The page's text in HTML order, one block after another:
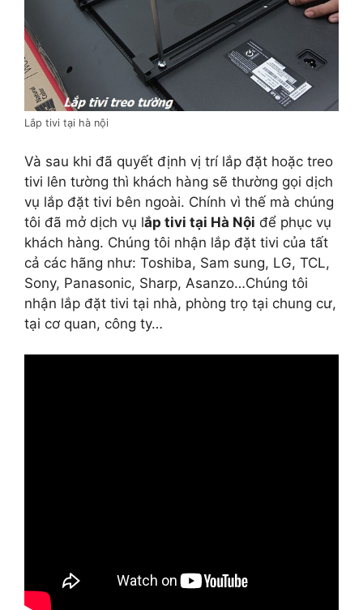
Lắp tivi tại hà nội
Và sau khi đã quyết định vị trí lắp đặt hoặc treo
tivi lên tường thì khách hàng sẽ thường gọi dịch
vụ lắp đặt tivi bên ngoài. Chính vì thế mà chúng
tôi đã mở dịch vụ lắp tivi tại Hà Nội để phục vụ
khách hàng. Chúng tôi nhận lắp đặt tivi của tất
cả các hãng như: Toshiba, Sam sung, LG, TCL,
Sony, Panasonic, Sharp, Asanzo…Chúng tôi
nhận lắp đặt tivi tại nhà, phòng trọ tại chung cư,
tại cơ quan, công ty…